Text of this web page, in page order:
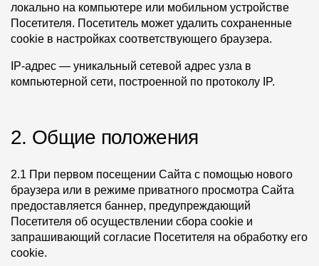
Документация
Инструкции по монтажу
Рекламные материалы
Гарантии
Чертежи
Текстуры
локально на компьютере или мобильном устройстве
Посетителя. Посетитель может удалить сохраненные
cookie в настройках соответствующего браузера.
IP-адрес — уникальный сетевой адрес узла в
компьютерной сети, построенной по протоколу IP.
2. Общие положения
2.1 При первом посещении Сайта с помощью нового
браузера или в режиме приватного просмотра Сайта
предоставляется баннер, предупреждающий
Посетителя об осуществлении сбора cookie и
запрашивающий согласие Посетителя на обработку его
cookie.